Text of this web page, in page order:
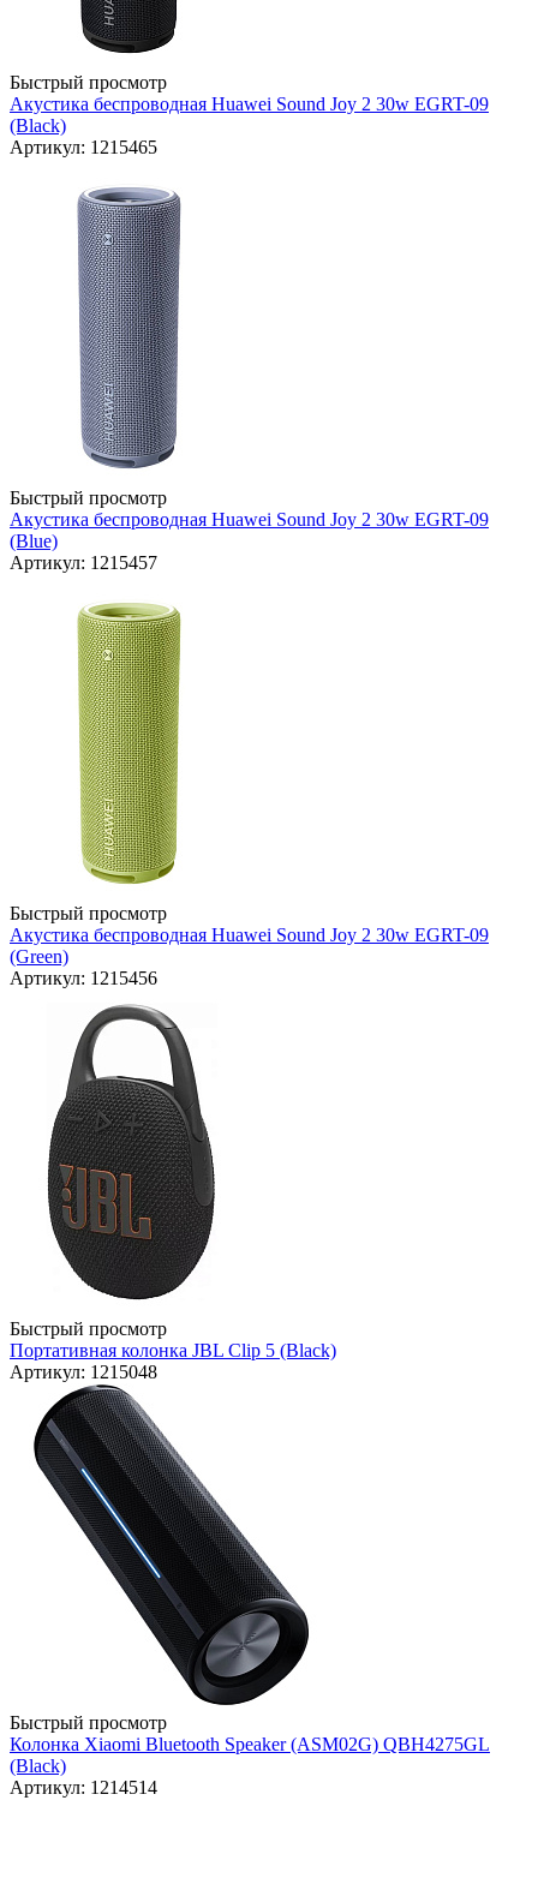
Быстрый просмотр
Акустика беспроводная Huawei Sound Joy 2 30w EGRT-09
(Black)
Артикул: 1215465
Быстрый просмотр
Акустика беспроводная Huawei Sound Joy 2 30w EGRT-09
(Blue)
Артикул: 1215457
Быстрый просмотр
Акустика беспроводная Huawei Sound Joy 2 30w EGRT-09
(Green)
Артикул: 1215456
Быстрый просмотр
Портативная колонка JBL Clip 5 (Black)
Артикул: 1215048
Быстрый просмотр
Колонка Xiaomi Bluetooth Speaker (ASM02G) QBH4275GL
(Black)
Артикул: 1214514